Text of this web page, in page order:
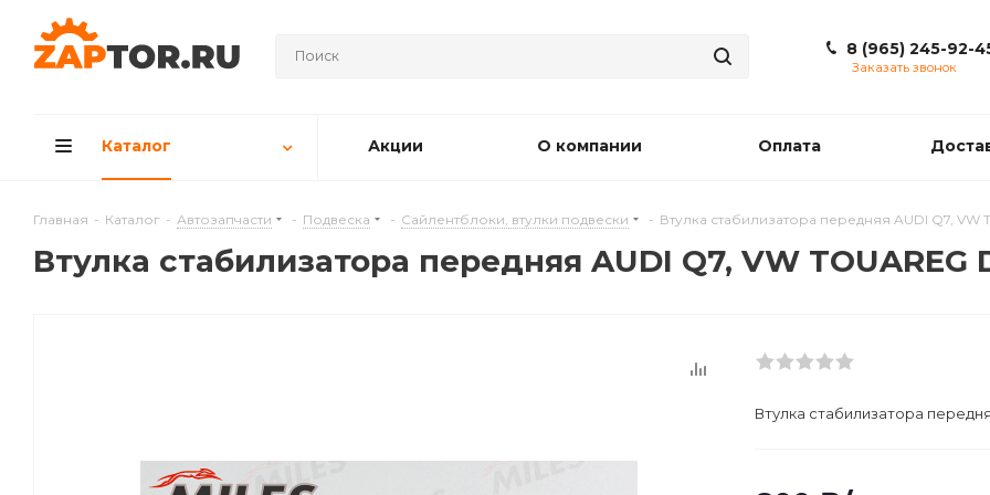
8 (965) 245-92-
Заказать звонок
Каталог Акции О компании Оплата
Главная - Каталог - Автозапчасти - Подвеска - Сайлентблоки, втулки подвески - Втулка стабилизатора передняя AUDI Q7, VW
Втулка стабилизатора передняя AUDI Q7, VW TOUAREG
Втулка стабилизатора